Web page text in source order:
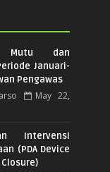
Mutu dan
Januari-
Pengawas
May 22,
Intervensi
(PDA Device
Closure)